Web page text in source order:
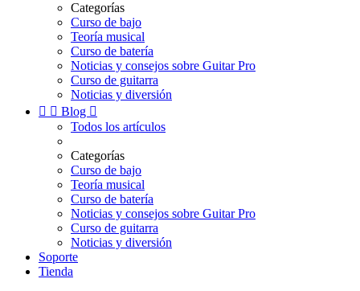
Categorías
Curso de bajo
Teoría musical
Curso de batería
Noticias y consejos sobre Guitar Pro
Curso de guitarra
Noticias y diversión
  Blog 
Todos los artículos
Categorías
Curso de bajo
Teoría musical
Curso de batería
Noticias y consejos sobre Guitar Pro
Curso de guitarra
Noticias y diversión
Soporte
Tienda